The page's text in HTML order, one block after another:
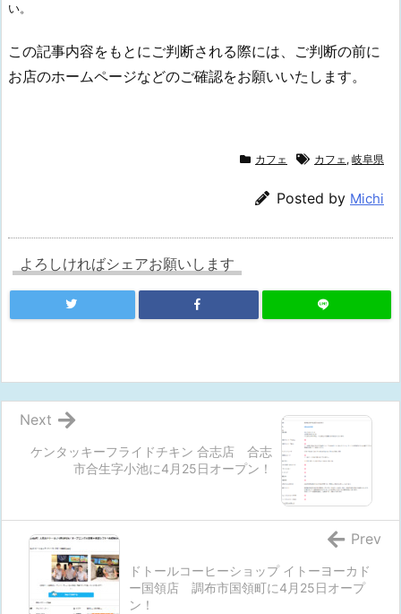
い。
この記事内容をもとにご判断される際には、ご判断の前に
お店のホームページなどのご確認をお願いいたします。
カフェ カフェ, 岐阜県
Posted by Michi
よろしければシェアお願いします
ケンタッキーフライドチキン 合志店 合志
市合生字小池に4月25日オープン！
Next
ドトールコーヒーショップ イトーヨーカド
ー国領店 調布市国領町に4月25日オープ
ン！
Prev